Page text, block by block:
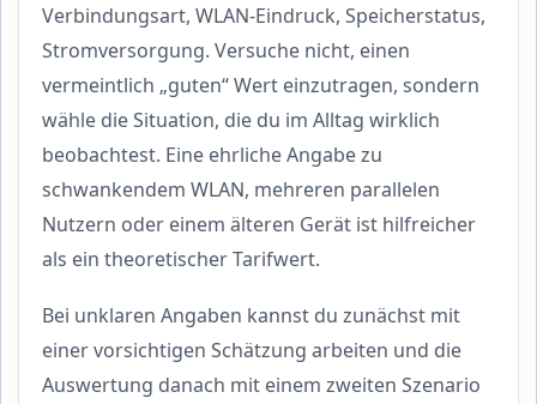
Verbindungsart, WLAN-Eindruck, Speicherstatus,
Stromversorgung. Versuche nicht, einen
vermeintlich „guten“ Wert einzutragen, sondern
wähle die Situation, die du im Alltag wirklich
beobachtest. Eine ehrliche Angabe zu
schwankendem WLAN, mehreren parallelen
Nutzern oder einem älteren Gerät ist hilfreicher
als ein theoretischer Tarifwert.
Bei unklaren Angaben kannst du zunächst mit
einer vorsichtigen Schätzung arbeiten und die
Auswertung danach mit einem zweiten Szenario